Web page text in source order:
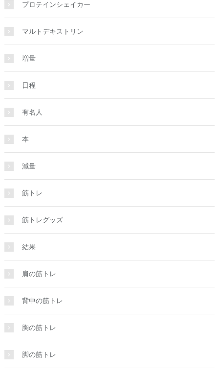
プロテインシェイカー
マルトデキストリン
増量
日程
有名人
本
減量
筋トレ
筋トレグッズ
結果
肩の筋トレ
背中の筋トレ
胸の筋トレ
脚の筋トレ